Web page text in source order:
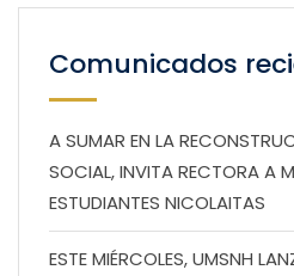
Comunicados
A SUMAR EN LA
SOCIAL, INVITA RECTORA A
ESTUDIANTES NICOLAITAS
ESTE MIÉRCOLES, UMSNH